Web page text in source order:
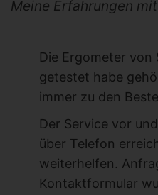
Meine Erfahrungen
Die Ergometer von
getestet habe
immer zu den
Der Service vor
über Telefon
weiterhelfen.
Kontaktformular